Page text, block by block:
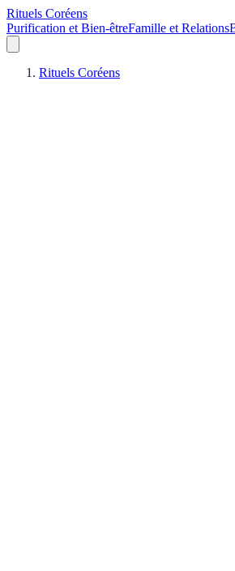
Rituels Coréens
Purification et Bien-êtreFamille et Relations
Rituels Coréens